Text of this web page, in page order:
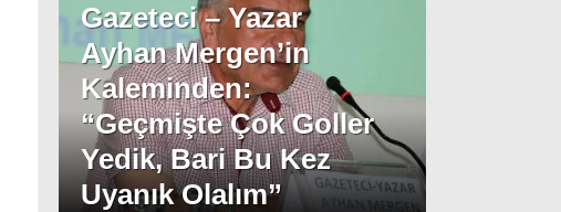
Gazeteci – Yazar
Ayhan Mergen’in
Kaleminden:
“Geçmişte Çok Goller
Yedik, Bari Bu Kez
Uyanık Olalım”